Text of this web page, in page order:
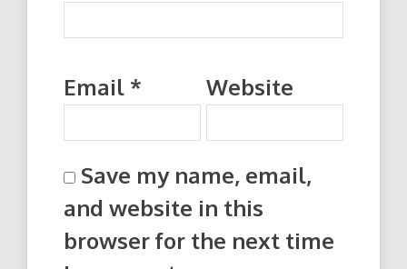
Email * Website
Save my name, email,
and website in this
browser for the next time